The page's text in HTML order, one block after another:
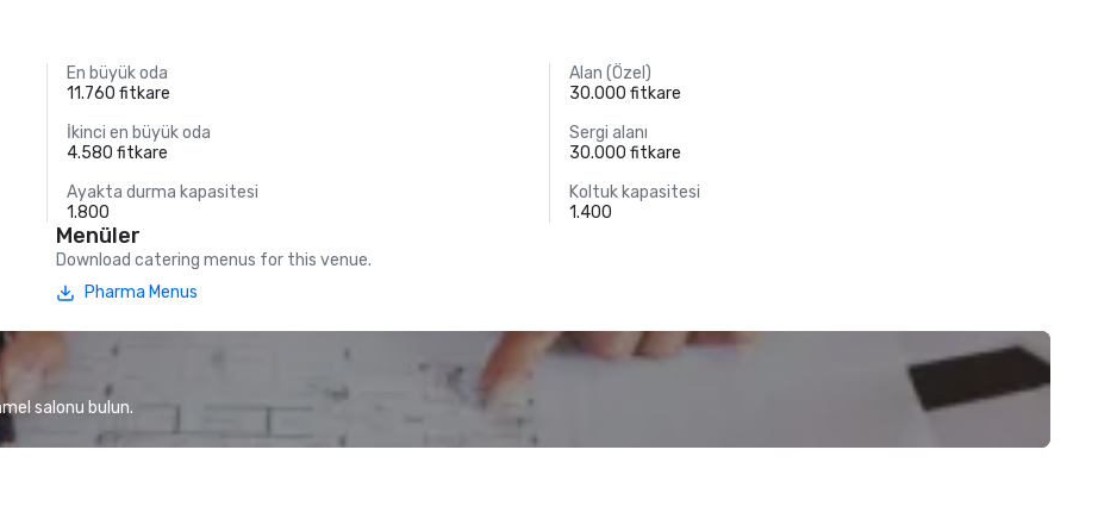
En büyük oda
11.760 fitkare
Alan (Özel)
30.000 fitkare
İkinci en büyük oda
4.580 fitkare
Sergi alanı
30.000 fitkare
Ayakta durma kapasitesi
1.800
Koltuk kapasitesi
1.400
Menüler
Download catering menus for this venue.
Pharma Menus
salonu bulun.